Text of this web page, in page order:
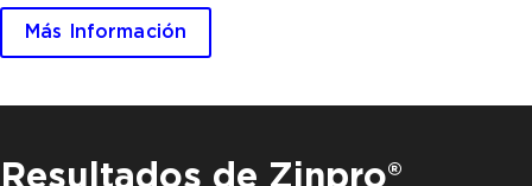
Más Información
Resultados de Zinpro®